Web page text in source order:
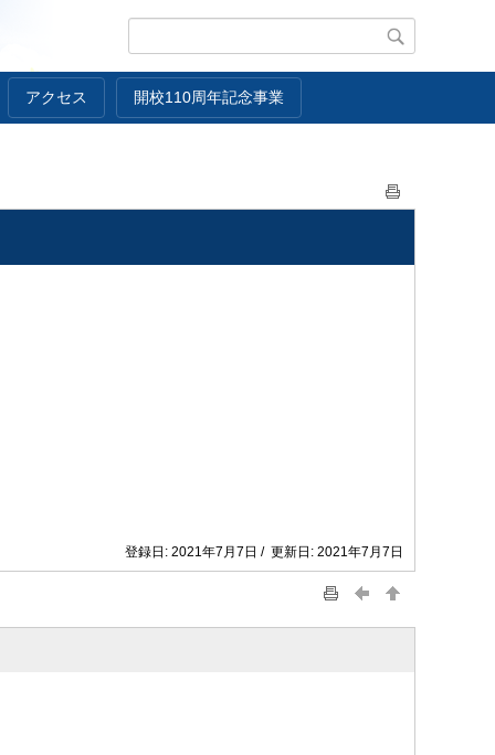
アクセス 開校110周年記念事業
登録日: 2021年7月7日 / 更新日: 2021年7月7日